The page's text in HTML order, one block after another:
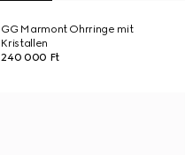
GG Marmont Ohrringe mit
Kristallen
240 000 Ft